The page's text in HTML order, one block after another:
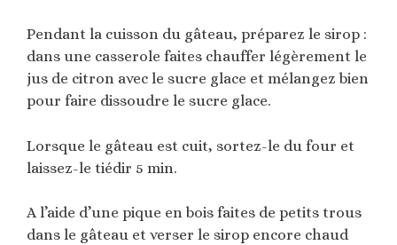
Pendant la cuisson du gâteau, préparez le sirop :
dans une casserole faites chauffer légèrement le
jus de citron avec le sucre glace et mélangez bien
pour faire dissoudre le sucre glace.
Lorsque le gâteau est cuit, sortez-le du four et
laissez-le tiédir 5 min.
A l’aide d’une pique en bois faites de petits trous
dans le gâteau et verser le sirop encore chaud